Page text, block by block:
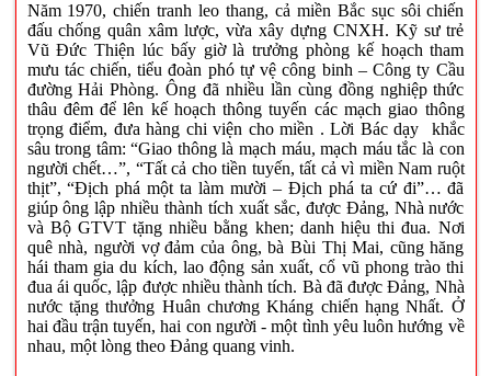
Năm 1970, chiến tranh leo thang, cả miền Bắc sục sôi chiến
đấu chống quân xâm lược, vừa xây dựng CNXH. Kỹ sư trẻ
Vũ Đức Thiện lúc bấy giờ là trưởng phòng kế hoạch tham
mưu tác chiến, tiểu đoàn phó tự vệ công binh – Công ty Cầu
đường Hải Phòng. Ông đã nhiều lần cùng đồng nghiệp thức
thâu đêm để lên kế hoạch thông tuyến các mạch giao thông
trọng điểm, đưa hàng chi viện cho miền . Lời Bác dạy khắc
sâu trong tâm: “Giao thông là mạch máu, mạch máu tắc là con
người chết…”, “Tất cả cho tiền tuyến, tất cả vì miền Nam ruột
thịt”, “Địch phá một ta làm mười – Địch phá ta cứ đi”… đã
giúp ông lập nhiều thành tích xuất sắc, được Đảng, Nhà nước
và Bộ GTVT tặng nhiều bằng khen; danh hiệu thi đua. Nơi
quê nhà, người vợ đảm của ông, bà Bùi Thị Mai, cũng hăng
hái tham gia du kích, lao động sản xuất, cổ vũ phong trào thi
đua ái quốc, lập được nhiều thành tích. Bà đã được Đảng, Nhà
nước tặng thưởng Huân chương Kháng chiến hạng Nhất. Ở
hai đầu trận tuyến, hai con người - một tình yêu luôn hướng về
nhau, một lòng theo Đảng quang vinh.